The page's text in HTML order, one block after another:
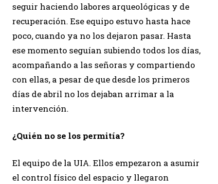
seguir haciendo labores arqueológicas y de
recuperación. Ese equipo estuvo hasta hace
poco, cuando ya no los dejaron pasar. Hasta
ese momento seguían subiendo todos los días,
acompañando a las señoras y compartiendo
con ellas, a pesar de que desde los primeros
días de abril no los dejaban arrimar a la
intervención.
¿Quién no se los permitía?
El equipo de la UIA. Ellos empezaron a asumir
el control físico del espacio y llegaron